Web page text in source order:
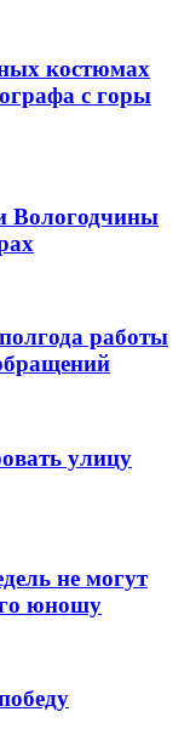
костюмах
с горы
Вологодчины
работы
улицу
не могут
юношу